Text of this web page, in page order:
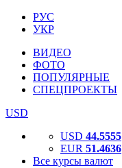
РУС
УКР
ВИДЕО
ФОТО
ПОПУЛЯРНЫЕ
СПЕЦПРОЕКТЫ
USD
USD 44.5555
EUR 51.4636
Все курсы валют